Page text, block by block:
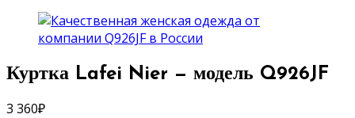
Куртка Lafei Nier — модель Q926JF
3 360₽